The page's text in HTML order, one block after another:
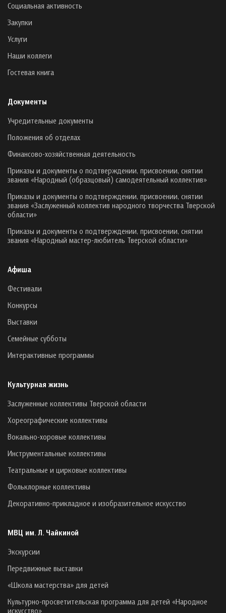
Социальная активность
Закупки
Услуги
Наши коллеги
Гостевая книга
Документы
Учредительные документы
Положения об отделах
Финансово-хозяйственная деятельность
Приказы и документы о подтверждении, присвоении, снятии
звания «Народный (образцовый) самодеятельный коллектив»
Приказы и документы о подтверждении, присвоении, снятии
звания «Заслуженный коллектив народного творчества Тверской
области»
Приказы и документы о подтверждении, присвоении, снятии
звания «Народный мастер-любитель Тверской области»
Афиша
Фестивали
Конкурсы
Выставки
Семейные субботы
Интерактивные программы
Культурная жизнь
Заслуженные коллективы Тверской области
Хореографические коллективы
Вокально-хоровые коллективы
Инструментальные коллективы
Театральные и цирковые коллективы
Фольклорные коллективы
Декоративно-прикладное и изобразительное искусство
МВЦ им. Л. Чайкиной
Экскурсии
Передвижные выставки
«Школа мастерства» для детей
Культурно-просветительская программа для детей «Народное
искусство»